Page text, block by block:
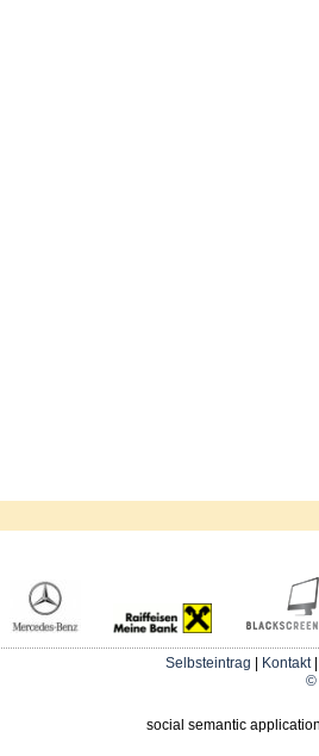
Selbsteintrag Kontakt
©
social semantic